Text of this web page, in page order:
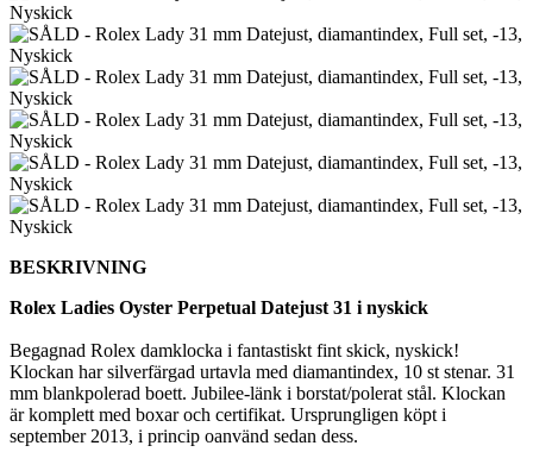
BESKRIVNING
Rolex Ladies Oyster Perpetual Datejust 31 i nyskick
Begagnad Rolex damklocka i fantastiskt fint skick, nyskick!
Klockan har silverfärgad urtavla med diamantindex, 10 st stenar. 31
mm blankpolerad boett. Jubilee-länk i borstat/polerat stål. Klockan
är komplett med boxar och certifikat. Ursprungligen köpt i
september 2013, i princip oanvänd sedan dess.